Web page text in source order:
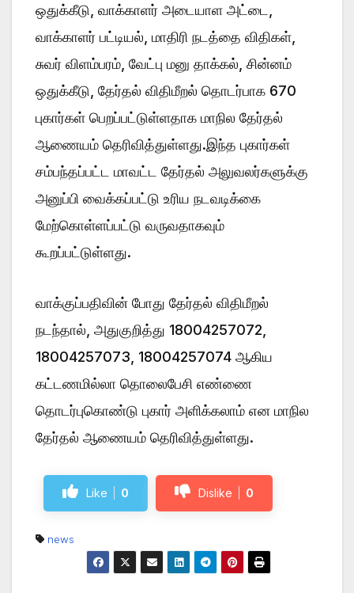
ஒதுக்கீடு, வாக்காளர் அடையாள அட்டை,
வாக்காளர் பட்டியல், மாதிரி நடத்தை விதிகள்,
சுவர் விளம்பரம், வேட்பு மனு தாக்கல், சின்னம்
ஒதுக்கீடு, தேர்தல் விதிமீறல் தொடர்பாக 670
புகார்கள் பெறப்பட்டுள்ளதாக மாநில தேர்தல்
ஆணையம் தெரிவித்துள்ளது.இந்த புகார்கள்
சம்பந்தப்பட்ட மாவட்ட தேர்தல் அலுவலர்களுக்கு
அனுப்பி வைக்கப்பட்டு உரிய நடவடிக்கை
மேற்கொள்ளப்பட்டு வருவதாகவும்
கூறப்பட்டுள்ளது.
வாக்குப்பதிவின் போது தேர்தல் விதிமீறல்
நடந்தால், அதுகுறித்து 18004257072,
18004257073, 18004257074 ஆகிய
கட்டணமில்லா தொலைபேசி எண்ணை
தொடர்புகொண்டு புகார் அளிக்கலாம் என மாநில
தேர்தல் ஆணையம் தெரிவித்துள்ளது.
Like 0 Dislike 0
news